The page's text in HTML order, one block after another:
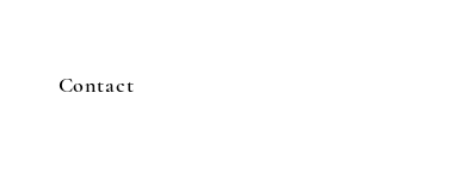
Contact